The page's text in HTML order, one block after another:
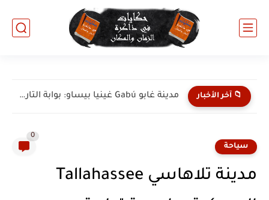
📁 آخر الأخبار مدينة كاتيو Catió غينيا بيساو: جوهرة الساحل الجنوبي والطبيعة البكر
سياحة
0
مدينة تلاهاسي Tallahassee